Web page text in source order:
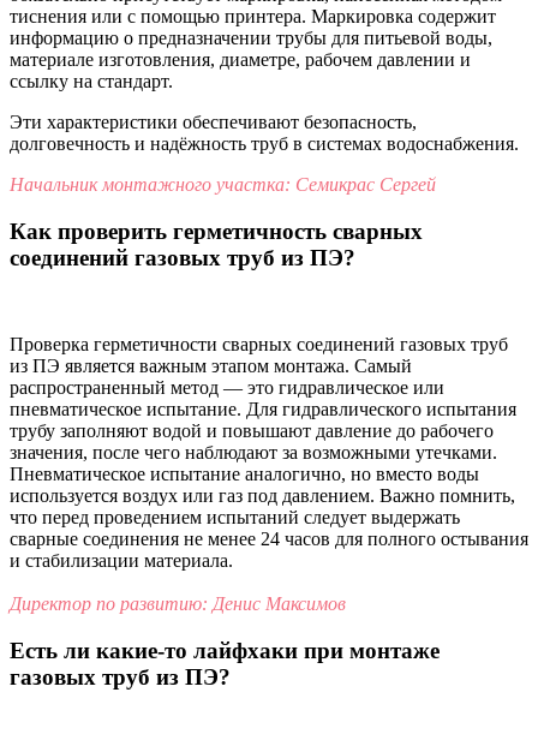
тиснения или с помощью принтера. Маркировка содержит
информацию о предназначении трубы для питьевой воды,
материале изготовления, диаметре, рабочем давлении и
ссылку на стандарт.
Эти характеристики обеспечивают безопасность,
долговечность и надёжность труб в системах водоснабжения.
Начальник монтажного участка: Семикрас Сергей
Как проверить герметичность сварных
соединений газовых труб из ПЭ?
Проверка герметичности сварных соединений газовых труб
из ПЭ является важным этапом монтажа. Самый
распространенный метод — это гидравлическое или
пневматическое испытание. Для гидравлического испытания
трубу заполняют водой и повышают давление до рабочего
значения, после чего наблюдают за возможными утечками.
Пневматическое испытание аналогично, но вместо воды
используется воздух или газ под давлением. Важно помнить,
что перед проведением испытаний следует выдержать
сварные соединения не менее 24 часов для полного остывания
и стабилизации материала.
Директор по развитию: Денис Максимов
Есть ли какие-то лайфхаки при монтаже
газовых труб из ПЭ?